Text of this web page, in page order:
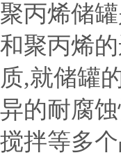
聚丙烯储
和聚丙烯
质,就储罐
异的耐腐
搅拌等多